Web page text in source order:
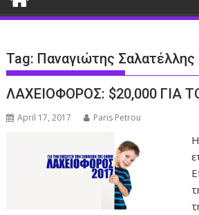
Tag: Παναγιώτης Σαλατέλλης
ΛΑΧΕΙΟΦΟΡΟΣ: $20,000 ΓΙΑ
April 17, 2017 Paris Petrou